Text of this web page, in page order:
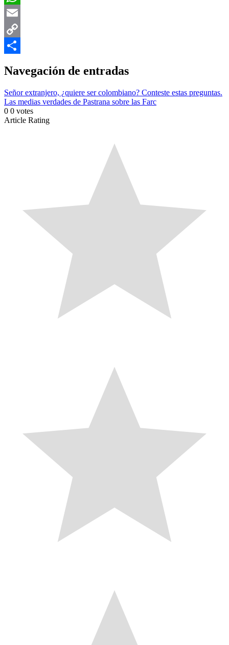
WhatsApp
Email
Copy
Navegación de entradas
Señor extranjero, ¿quiere ser colombiano? Conteste estas preguntas.
Las medias verdades de Pastrana sobre las Farc
0 0 votes
Article Rating